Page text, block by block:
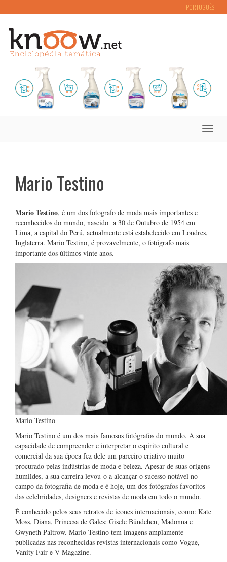
PORTUGUÊS
Toggle
Mario Testino
Mario Testino, é um dos fotografo de moda mais importantes e
reconhecidos do mundo, nascido a 30 de Outubro de 1954 em
Lima, a capital do Perú, actualmente está estabelecido em Londres,
Inglaterra. Mario Testino, é provavelmente, o fotógrafo mais
importante dos últimos vinte anos.
Mario Testino
Mario Testino é um dos mais famosos fotógrafos do mundo. A sua
capacidade de compreender e interpretar o espírito cultural e
comercial da sua época fez dele um parceiro criativo muito
procurado pelas indústrias de moda e beleza. Apesar de suas origens
humildes, a sua carreira levou-o a alcançar o sucesso notável no
campo da fotografia de moda e é hoje, um dos fotógrafos favoritos
das celebridades, designers e revistas de moda em todo o mundo.
É conhecido pelos seus retratos de ícones internacionais, como: Kate
Moss, Diana, Princesa de Gales; Gisele Bündchen, Madonna e
Gwyneth Paltrow. Mario Testino tem imagens amplamente
publicadas nas reconhecidas revistas internacionais como Vogue,
Vanity Fair e V Magazine.